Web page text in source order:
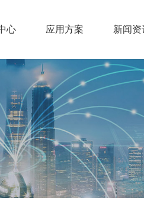
心 应用方案 新闻资